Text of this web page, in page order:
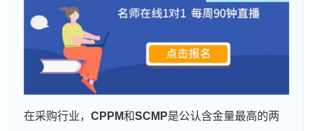
在采购行业，CPPM和SCMP是公认含金量最高的两